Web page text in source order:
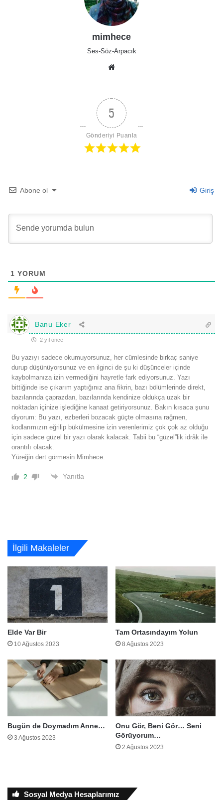
mimhece
Ses-Söz-Arpacık
5
Gönderiyi Puanla
Abone ol Giriş
1 YORUM
Banu Eker
2 yıl önce
Bu yazıyı sadece okumuyorsunuz, her cümlesinde birkaç saniye
durup düşünüyorsunuz ve en ilginci de şu ki düşünceler içinde
kaybolmanıza izin vermediğini hayretle fark ediyorsunuz. Yazı
bittiğinde ise çıkarım yaptığınız ana fikrin, bazı bölümlerinde direkt,
bazılarında çaprazdan, bazılarında kendinize oldukça uzak bir
noktadan içinize işlediğine kanaat getiriyorsunuz. Bakın kısaca şunu
diyorum: Bu yazı, ezberleri bozacak güçte olmasına rağmen,
kodlarımızın eğrilip bükülmesine izin verenlerimiz çok çok az olduğu
için sadece güzel bir yazı olarak kalacak. Tabii bu “güzel”lik idrâk ile
orantılı olacak.
Yüreğin dert görmesin Mimhece.
2 Yanıtla
İlgili Makaleler
Elde Var Bir
10 Ağustos 2023
Tam Ortasındayım Yolun
8 Ağustos 2023
Bugün de Doymadım Anne…
3 Ağustos 2023
Onu Gör, Beni Gör… Seni
Görüyorum…
2 Ağustos 2023
Sosyal Medya Hesaplarımız